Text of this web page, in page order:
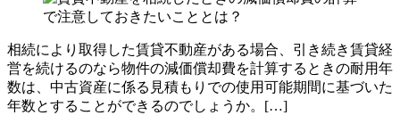
相続により取得した賃貸不動産がある場合、引き続き賃貸経
営を続けるのなら物件の減価償却費を計算するときの耐用年
数は、中古資産に係る見積もりでの使用可能期間に基づいた
年数とすることができるのでしょうか。[…]